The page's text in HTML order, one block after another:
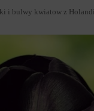
i bulwy kwiatow z